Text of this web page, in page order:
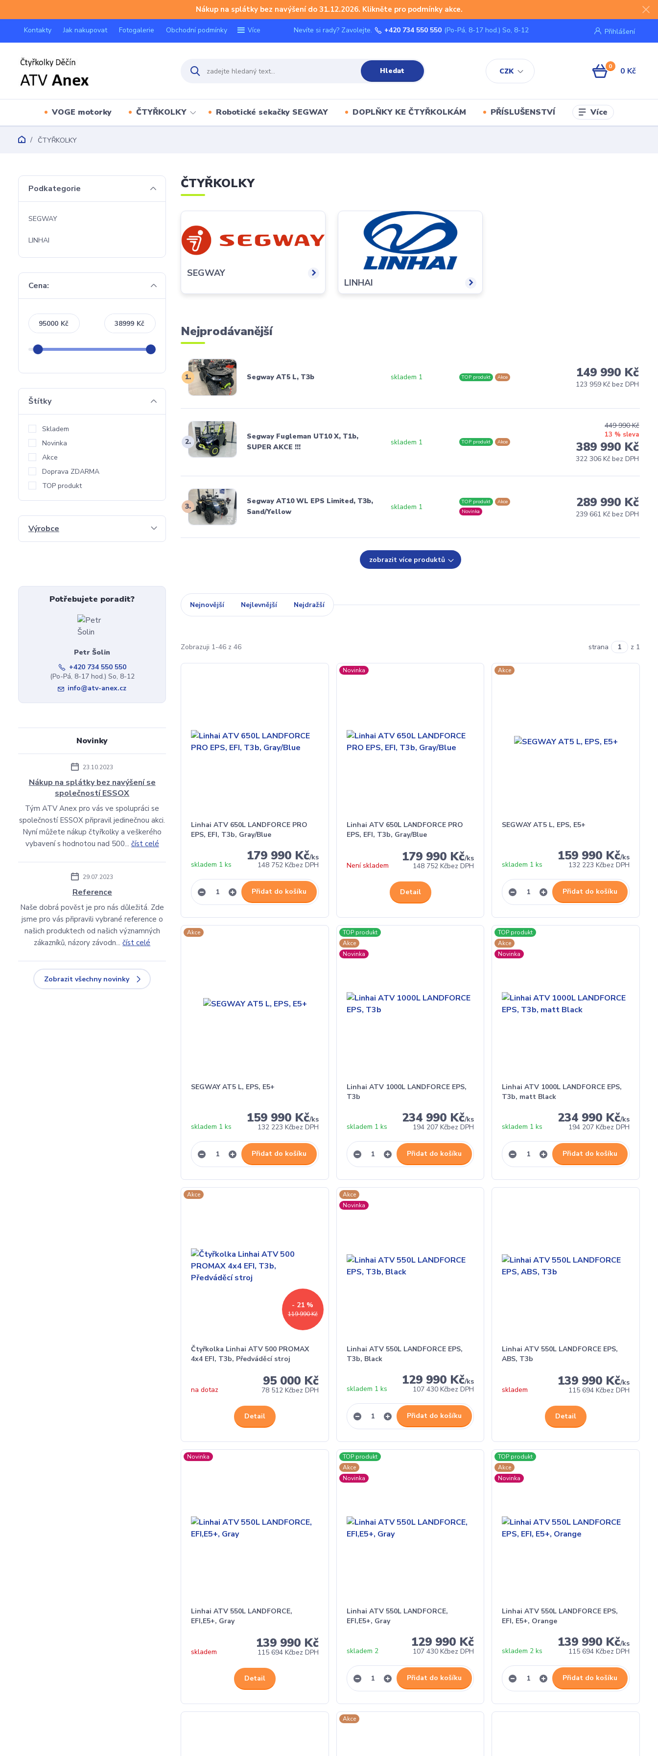
Nákup na splátky bez navýšení do 31.12.2026. Klikněte pro podmínky akce.
Kontakty Jak nakupovat Fotogalerie Obchodní podmínky Více
CZK
Přihlášení
Hledat
Nevíte si rady? Zavolejte. +420 734 550 550 (Po-Pá, 8-17 hod.) So, 8-12
0 0 Kč
VOGE motorky ČTYŘKOLKY Robotické sekačky SEGWAY DOPLŇKY KE ČTYŘKOLKÁM PŘÍSLUŠENSTVÍ Více
ČTYŘKOLKY
ČTYŘKOLKY
SEGWAY
LINHAI
Nejprodávanější
1. Segway AT5 L, T3b skladem 1 TOP produkt Akce 149 990 Kč
123 959 Kč bez DPH
2.
Segway Fugleman UT10 X, T1b,
SUPER AKCE !!!
skladem 1 TOP produkt Akce
449 990 Kč
13 % sleva
389 990 Kč
322 306 Kč bez DPH
3.
Segway AT10 WL EPS Limited, T3b,
Sand/Yellow
skladem 1
TOP produkt
Akce
Novinka
289 990 Kč
239 661 Kč bez DPH
zobrazit více produktů
Nejnovější Nejlevnější Nejdražší
Zobrazuji 1-46 z 46 strana z 1
Linhai ATV 650L LANDFORCE PRO
EPS, EFI, T3b, Gray/Blue
179 990 Kč/ks
148 752 Kčbez DPH
skladem 1 ks
Přidat do košíku
Novinka
Linhai ATV 650L LANDFORCE PRO
EPS, EFI, T3b, Gray/Blue
179 990 Kč/ks
148 752 Kčbez DPH
Není skladem
Detail
Akce
SEGWAY AT5 L, EPS, E5+
159 990 Kč/ks
132 223 Kčbez DPH
skladem 1 ks
Přidat do košíku
Akce
SEGWAY AT5 L, EPS, E5+
159 990 Kč/ks
132 223 Kčbez DPH
skladem 1 ks
Přidat do košíku
TOP produkt
Akce
Novinka
Linhai ATV 1000L LANDFORCE EPS,
T3b
234 990 Kč/ks
194 207 Kčbez DPH
skladem 1 ks
Přidat do košíku
TOP produkt
Akce
Novinka
Linhai ATV 1000L LANDFORCE EPS,
T3b, matt Black
234 990 Kč/ks
194 207 Kčbez DPH
skladem 1 ks
Přidat do košíku
Akce
119 990 Kč
- 21 %
Čtyřkolka Linhai ATV 500 PROMAX
4x4 EFI, T3b, Předváděcí stroj
95 000 Kč
78 512 Kčbez DPH
na dotaz
Detail
Akce
Novinka
Linhai ATV 550L LANDFORCE EPS,
T3b, Black
129 990 Kč/ks
107 430 Kčbez DPH
skladem 1 ks
Přidat do košíku
Linhai ATV 550L LANDFORCE EPS,
ABS, T3b
139 990 Kč/ks
115 694 Kčbez DPH
skladem
Detail
Novinka
Linhai ATV 550L LANDFORCE,
EFI,E5+, Gray
139 990 Kč
115 694 Kčbez DPH
skladem
Detail
TOP produkt
Akce
Novinka
Linhai ATV 550L LANDFORCE,
EFI,E5+, Gray
129 990 Kč
107 430 Kčbez DPH
skladem 2
Přidat do košíku
TOP produkt
Akce
Novinka
Linhai ATV 550L LANDFORCE EPS,
EFI, E5+, Orange
139 990 Kč/ks
115 694 Kčbez DPH
skladem 2 ks
Přidat do košíku
Akce
Podkategorie
SEGWAY
LINHAI
Cena:
Kč Kč
Štítky
Skladem
Novinka
Akce
Doprava ZDARMA
TOP produkt
Výrobce
Potřebujete poradit?
Petr Šolin
+420 734 550 550
(Po-Pá, 8-17 hod.) So, 8-12
info@atv-anex.cz
Novinky
23.10.2023
Nákup na splátky bez navýšení se
společností ESSOX
Tým ATV Anex pro vás ve spolupráci se
společností ESSOX připravil jedinečnou akci.
Nyní můžete nákup čtyřkolky a veškerého
vybavení s hodnotou nad 500... číst celé
29.07.2023
Reference
Naše dobrá pověst je pro nás důležitá. Zde
jsme pro vás připravili vybrané reference o
našich produktech od našich významných
zákazníků, názory závodn...číst celé
Zobrazit všechny novinky